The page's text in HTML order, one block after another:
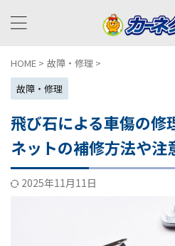
HOME > 故障・修理 >
故障・修理
飛び石による車傷の修
ネットの補修方法や注
2025年11月11日